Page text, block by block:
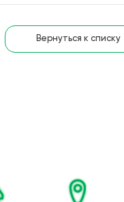
Вернуться к списку